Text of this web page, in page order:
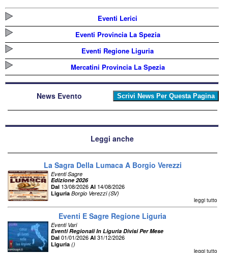
Eventi Lerici
Eventi Provincia La Spezia
Eventi Regione Liguria
Mercatini Provincia La Spezia
News Evento
Leggi anche
La Sagra Della Lumaca A Borgio Verezzi
Eventi Sagre
Edizione 2026
Dal 13/08/2026 Al 14/08/2026
Liguria Borgio Verezzi (SV)
leggi tutto
Eventi E Sagre Regione Liguria
Eventi Vari
Eventi Regionali In Liguria Divisi Per Mese
Dal 01/01/2026 Al 31/12/2026
Liguria ()
leggi tutto